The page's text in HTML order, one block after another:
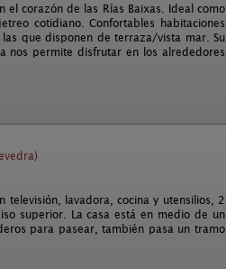
el corazón de las Rías Baixas. Ideal como
cotidiano. Confortables habitaciones
que disponen de terraza/vista mar. Su
nos permite disfrutar en los alrededores
televisión, lavadora, cocina y utensilios, 2
superior. La casa está en medio de un
para pasear, también pasa un tramo